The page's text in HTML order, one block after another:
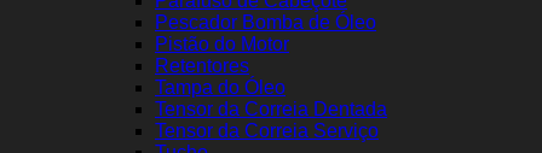
Pescador Bomba de Óleo
Pistão do Motor
Retentores
Tampa do Óleo
Tensor da Correia Dentada
Tensor da Correia Serviço